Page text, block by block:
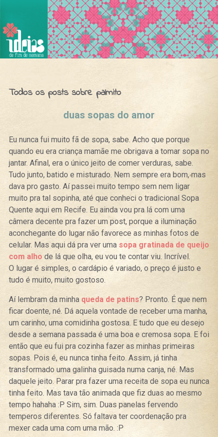
Ideias de Fim de Semana
Todos os posts sobre palmito
duas sopas do amor
Eu nunca fui muito fã de sopa, sabe. Acho que porque
quando eu era criança mamãe me obrigava a tomar sopa no
jantar. Afinal, era o único jeito de comer verduras, sabe.
Tudo junto, batido e misturado. Nem sempre era bom, mas
dava pro gasto. Aí passei muito tempo sem nem ligar
muito pra tal sopinha, até que conheci o tradicional Sopa
Quente aqui em Recife. Eu ainda vou pra lá com uma
câmera decente pra fazer um post, porque a iluminação
aconchegante do lugar não favorece as minhas fotos de
celular. Mas aqui dá pra ver uma sopa gratinada de queijo
com alho de lá que olha, eu vou te contar viu. Incrível.
O lugar é simples, o cardápio é variado, o preço é justo e
tudo é muito, muito gostoso.
Aí lembram da minha queda de patins? Pronto. É que nem
ficar doente, né. Dá aquela vontade de receber uma manha,
um carinho, uma comidinha gostosa. E tudo que eu desejo
desde a semana passada é uma boa e cremosa sopa. E foi
então que eu fui pra cozinha fazer as minhas primeiras
sopas. Pois é, eu nunca tinha feito. Assim, já tinha
transformado uma galinha guisada numa canja, né. Mas
daquele jeito. Parar pra fazer uma receita de sopa eu nunca
tinha feito. Mas tava tão animada que fiz duas ao mesmo
tempo hahaha :P Sim, sim. Duas panelas fervendo
temperos diferentes. Só faltava ter coordenação pra
mexer cada uma com uma mão. :P